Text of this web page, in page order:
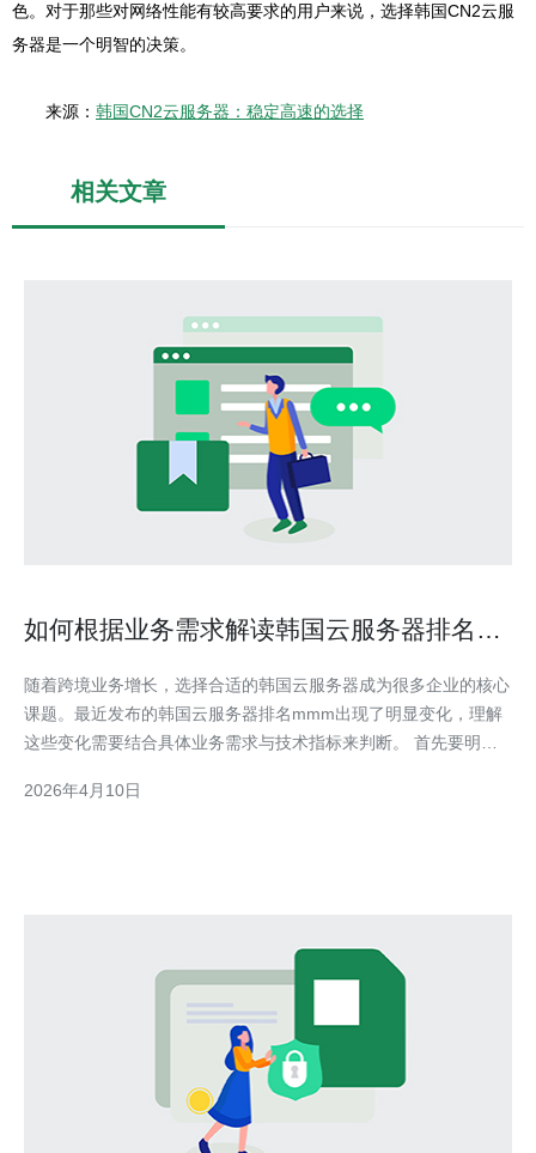
色。对于那些对网络性能有较高要求的用户来说，选择韩国CN2云服
务器是一个明智的决策。
来源： 韩国CN2云服务器：稳定高速的选择
相关文章
如何根据业务需求解读韩国云服务器排名
随着跨境业务增长，选择合适的韩国云服务器成为很多企业的核心
课题。最近发布的韩国云服务器排名mmm出现了明显变化，理解
这些变化需要结合具体业务需求与技术指标来判断。 首先要明确
定性、抗攻击能力、SLA、价格、技术支持和节点覆盖等。单看名
2026年4月10日